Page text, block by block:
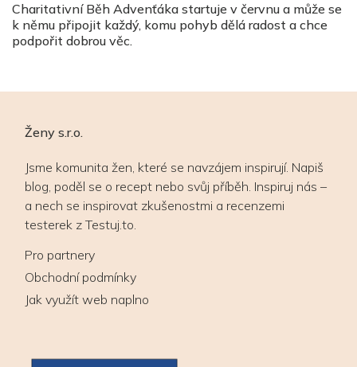
Charitativní Běh Advenťáka startuje v červnu a může se
k němu připojit každý, komu pohyb dělá radost a chce
podpořit dobrou věc.
Ženy s.r.o.
Jsme komunita žen, které se navzájem inspirují. Napiš
blog, poděl se o recept nebo svůj příběh. Inspiruj nás –
a nech se inspirovat zkušenostmi a recenzemi
testerek z Testuj.to.
Pro partnery
Obchodní podmínky
Jak využít web naplno